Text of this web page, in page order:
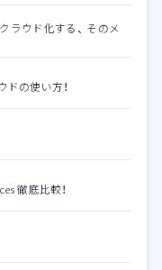
ラウド化する、 そのメ
ドの使い方！
徹底比較！